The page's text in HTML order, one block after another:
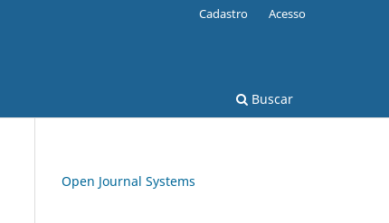
Buscar
Cadastro Acesso
Open Journal Systems